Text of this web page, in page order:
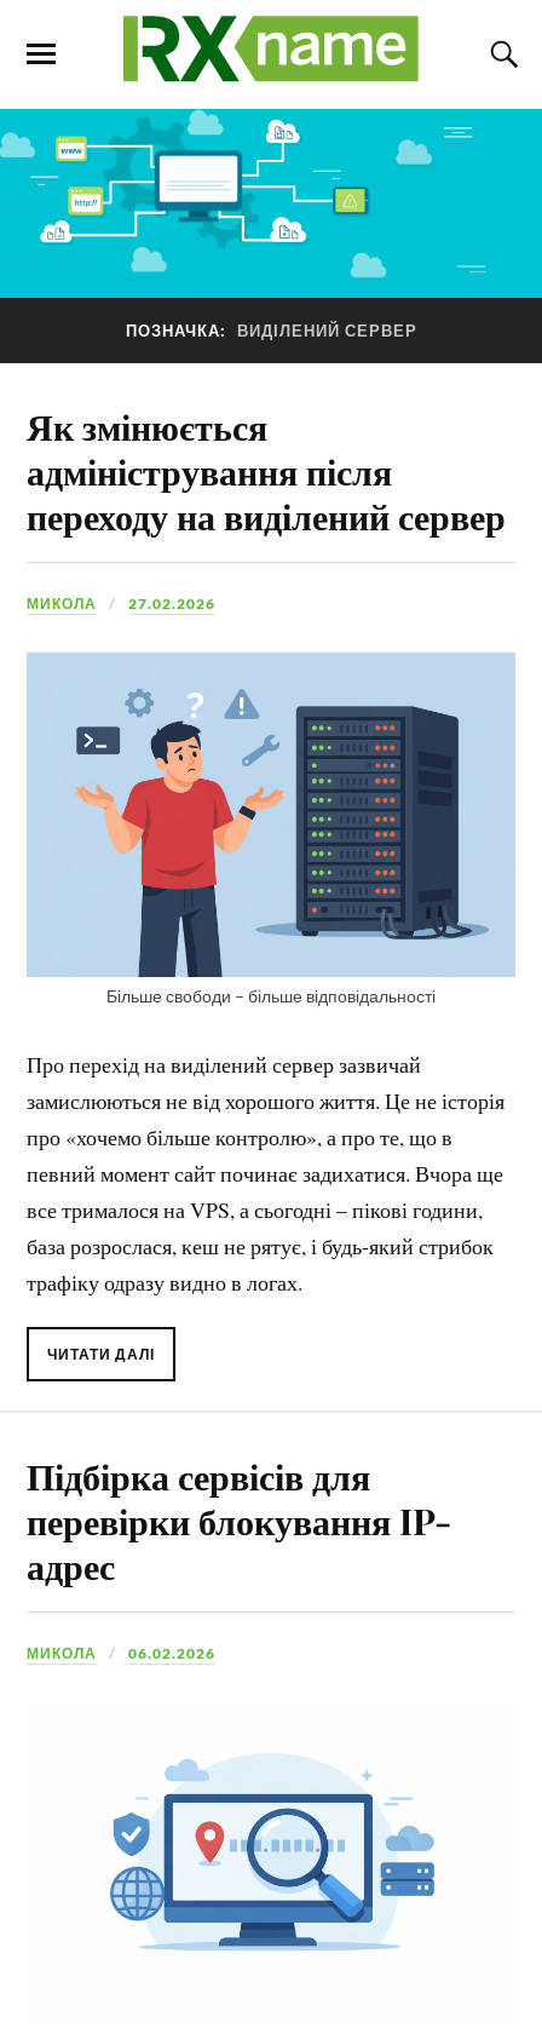
ПОЗНАЧКА: ВИДІЛЕНИЙ СЕРВЕР
Як змінюється
адміністрування після
переходу на виділений сервер
МИКОЛА 27.02.2026
Більше свободи – більше відповідальності
Про перехід на виділений сервер зазвичай
замислюються не від хорошого життя. Це не історія
про «хочемо більше контролю», а про те, що в
певний момент сайт починає задихатися. Вчора ще
все трималося на VPS, а сьогодні – пікові години,
база розрослася, кеш не рятує, і будь-який стрибок
трафіку одразу видно в логах.
ЧИТАТИ ДАЛІ
Підбірка сервісів для
перевірки блокування IP-
адрес
МИКОЛА 06.02.2026